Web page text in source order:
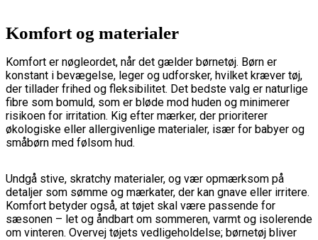
Komfort og materialer
Komfort er nøgleordet, når det gælder børnetøj. Børn er
konstant i bevægelse, leger og udforsker, hvilket kræver tøj,
der tillader frihed og fleksibilitet. Det bedste valg er naturlige
fibre som bomuld, som er bløde mod huden og minimerer
risikoen for irritation. Kig efter mærker, der prioriterer
økologiske eller allergivenlige materialer, især for babyer og
småbørn med følsom hud.
Undgå stive, skratchy materialer, og vær opmærksom på
detaljer som sømme og mærkater, der kan gnave eller irritere.
Komfort betyder også, at tøjet skal være passende for
sæsonen – let og åndbart om sommeren, varmt og isolerende
om vinteren. Overvej tøjets vedligeholdelse; børnetøj bliver